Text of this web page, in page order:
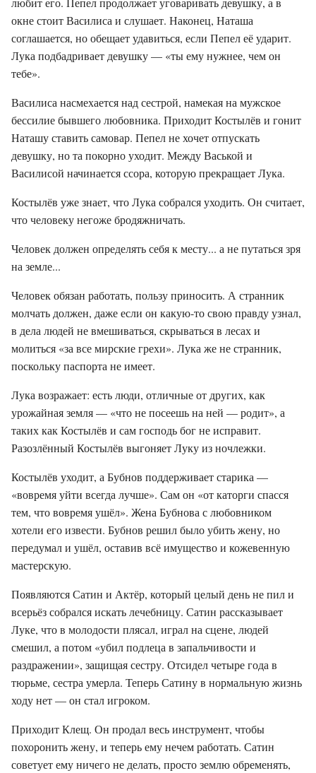
окне стоит Василиса и слушает. Наконец, Наташа
соглашается, но обещает удавиться, если Пепел её ударит.
Лука подбадривает девушку — «ты ему нужнее, чем он
тебе».
Василиса насмехается над сестрой, намекая на мужское
бессилие бывшего любовника. Приходит Костылёв и гонит
Наташу ставить самовар. Пепел не хочет отпускать
девушку, но та покорно уходит. Между Васькой и
Василисой начинается ссора, которую прекращает Лука.
Костылёв уже знает, что Лука собрался уходить. Он считает,
что человеку негоже бродяжничать.
Человек должен определять себя к месту... а не путаться зря
на земле...
Человек обязан работать, пользу приносить. А странник
молчать должен, даже если он какую-то свою правду узнал,
в дела людей не вмешиваться, скрываться в лесах и
молиться «за все мирские грехи». Лука же не странник,
поскольку паспорта не имеет.
Лука возражает: есть люди, отличные от других, как
урожайная земля — «что не посеешь на ней — родит», а
таких как Костылёв и сам господь бог не исправит.
Разозлённый Костылёв выгоняет Луку из ночлежки.
Костылёв уходит, а Бубнов поддерживает старика —
«вовремя уйти всегда лучше». Сам он «от каторги спасся
тем, что вовремя ушёл». Жена Бубнова с любовником
хотели его извести. Бубнов решил было убить жену, но
передумал и ушёл, оставив всё имущество и кожевенную
мастерскую.
Появляются Сатин и Актёр, который целый день не пил и
всерьёз собрался искать лечебницу. Сатин рассказывает
Луке, что в молодости плясал, играл на сцене, людей
смешил, а потом «убил подлеца в запальчивости и
раздражении», защищая сестру. Отсидел четыре года в
тюрьме, сестра умерла. Теперь Сатину в нормальную жизнь
ходу нет — он стал игроком.
Приходит Клещ. Он продал весь инструмент, чтобы
похоронить жену, и теперь ему нечем работать. Сатин
советует ему ничего не делать, просто землю обременять,